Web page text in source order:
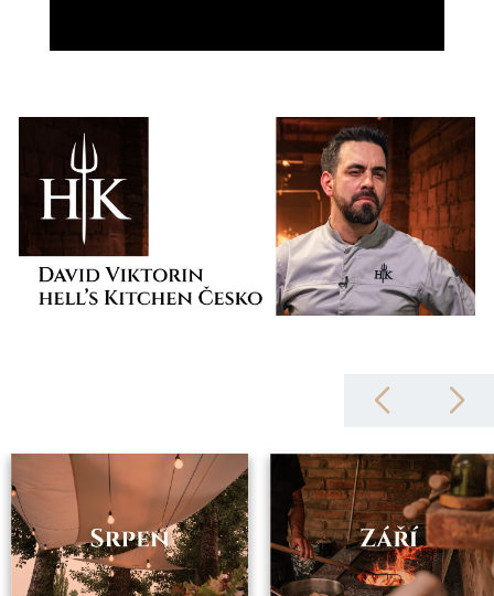
školení je k dispozici technicky vybavená konferenční místnost a v
prostorách zámeckého vinného sklepa je možné zajistit degustaci
moravských vín.